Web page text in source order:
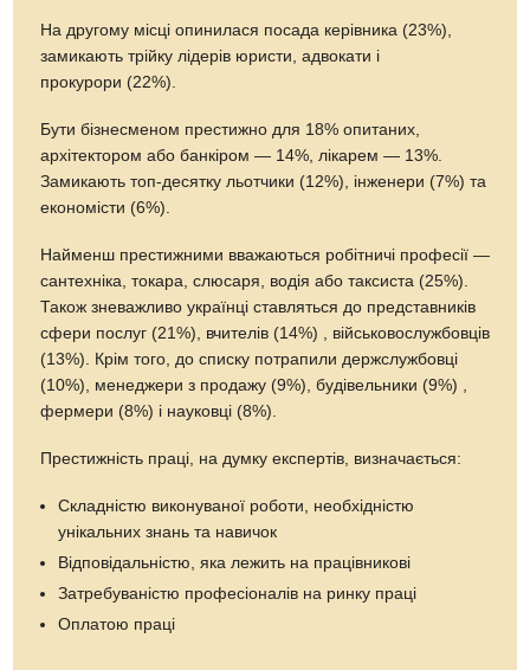
На другому місці опинилася посада керівника (23%),
замикають трійку лідерів юристи, адвокати і
прокурори (22%).
Бути бізнесменом престижно для 18% опитаних,
архітектором або банкіром — 14%, лікарем — 13%.
Замикають топ-десятку льотчики (12%), інженери (7%) та
економісти (6%).
Найменш престижними вважаються робітничі професії —
сантехніка, токара, слюсаря, водія або таксиста (25%).
Також зневажливо українці ставляться до представників
сфери послуг (21%), вчителів (14%) , військовослужбовців
(13%). Крім того, до списку потрапили держслужбовці
(10%), менеджери з продажу (9%), будівельники (9%) ,
фермери (8%) і науковці (8%).
Престижність праці, на думку експертів, визначається:
Складністю виконуваної роботи, необхідністю
унікальних знань та навичок
Відповідальністю, яка лежить на працівникові
Затребуваністю професіоналів на ринку праці
Оплатою праці